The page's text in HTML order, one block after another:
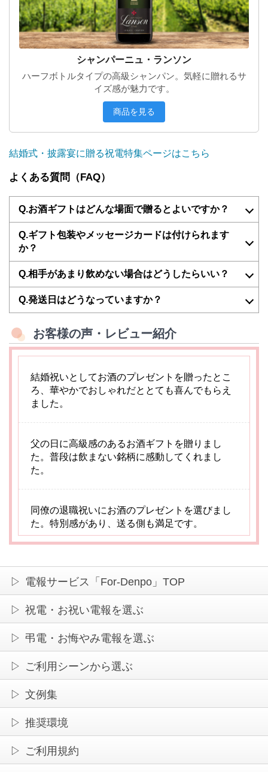
シャンパーニュ・ランソン
ハーフボトルタイプの高級シャンパン。気軽に贈れるサ
イズ感が魅力です。
商品を見る
結婚式・披露宴に贈る祝電特集ページはこちら
よくある質問（FAQ）
Q.お酒ギフトはどんな場面で贈るとよいですか？
Q.ギフト包装やメッセージカードは付けられます
か？
Q.相手があまり飲めない場合はどうしたらいい？
Q.発送日はどうなっていますか？
お客様の声・レビュー紹介
結婚祝いとしてお酒のプレゼントを贈ったとこ
ろ、華やかでおしゃれだととても喜んでもらえ
ました。
父の日に高級感のあるお酒ギフトを贈りまし
た。普段は飲まない銘柄に感動してくれまし
た。
同僚の退職祝いにお酒のプレゼントを選びまし
た。特別感があり、送る側も満足です。
ゼントに。世界に一つだけのギフトになりまし
た。
着いた味わいに「これは旨い」と笑顔でした。
「こんなおしゃれなお酒は初めて！」と感激さ
れました。
彼氏の誕生日にクラフトビールの詰め合わせを
プレゼント。おしゃれでセンスがいいと言って
電報サービス「For-Denpo」TOP
祝電・お祝い電報を選ぶ
弔電・お悔やみ電報を選ぶ
ご利用シーンから選ぶ
文例集
推奨環境
ご利用規約